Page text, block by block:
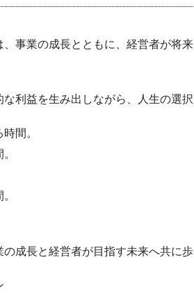
事業の成長とともに、経営者が将
利益を生み出しながら、人生の選択
間。
成長と経営者が目指す未来へ共に